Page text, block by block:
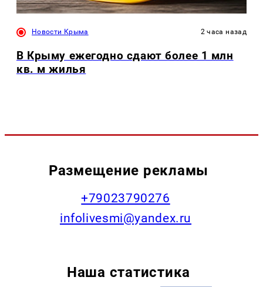
Новости Крыма 2 часа назад
В Крыму ежегодно сдают более 1 млн
кв. м жилья
Размещение рекламы
+79023790276
infolivesmi@yandex.ru
Наша статистика